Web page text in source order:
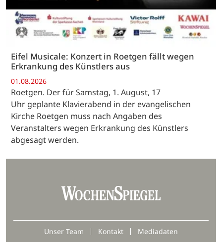
Eifel Musicale: Konzert in Roetgen fällt wegen
Erkrankung des Künstlers aus
01.08.2026
Roetgen. Der für Samstag, 1. August, 17
Uhr geplante Klavierabend in der evangelischen
Kirche Roetgen muss nach Angaben des
Veranstalters wegen Erkrankung des Künstlers
abgesagt werden.
Unser Team Kontakt
Mediadaten